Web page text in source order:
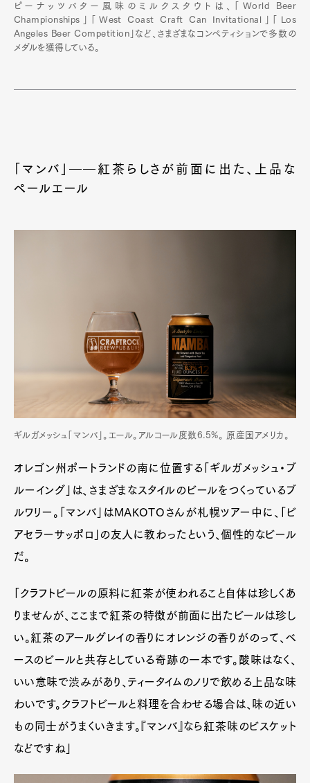
ピーナッツバター風味のミルクスタウトは、「World Beer
Championships」「West Coast Craft Can Invitational」「Los
Angeles Beer Competition」など、さまざまなコンペティションで多数の
メダルを獲得している。
「マンバ」――紅茶らしさが前面に出た、上品な
ペールエール
ギルガメッシュ「マンバ」。エール。アルコール度数6.5%。 原産国アメリカ。
オレゴン州ポートランドの南に位置する「ギルガメッシュ・ブ
ルーイング」は、さまざまなスタイルのビールをつくっているブ
ルワリー。「マンバ」はMAKOTOさんが札幌ツアー中に、「ビ
アセラーサッポロ」の友人に教わったという、個性的なビール
だ。
「クラフトビールの原料に紅茶が使われること自体は珍しくあ
りませんが、ここまで紅茶の特徴が前面に出たビールは珍し
い。紅茶のアールグレイの香りにオレンジの香りがのって、ベ
ースのビールと共存としている奇跡の一本です。酸味はなく、
いい意味で渋みがあり、ティータイムのノリで飲める上品な味
わいです。クラフトビールと料理を合わせる場合は、味の近い
もの同士がうまくいきます。『マンバ』なら紅茶味のビスケット
などですね」